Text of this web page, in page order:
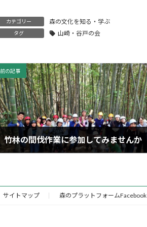
カテゴリー 森の文化を知る・学ぶ
タグ 山崎・谷戸の会
前の記事
竹林の間伐作業に参加してみませんか
サイトマップ 森のプラットフォームFacebook